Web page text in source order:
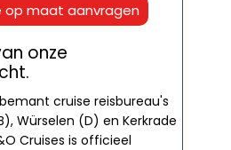
op maat aanvragen
onze
cruise reisbureau's
Würselen (D) en Kerkrade
Cruises is officieel